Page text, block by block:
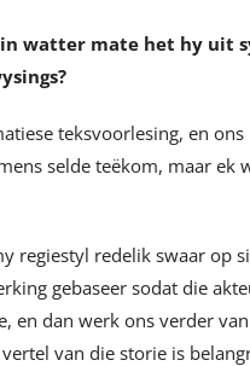
in watter mate het hy uit
teksvoorlesing, en ons
selde teëkom, maar ek
regiestyl redelik swaar op
gebaseer sodat die
en dan werk ons verder
van die storie is